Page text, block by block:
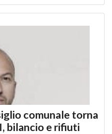
comunale torna
bilancio e rifiuti